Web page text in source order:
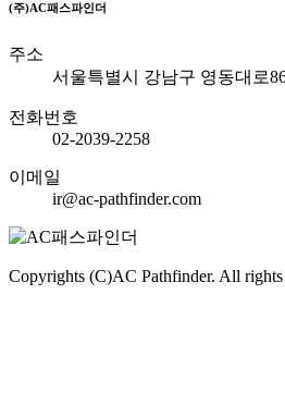
(주)AC패스파인더
주소
서울특별시 강남구 영동대로
전화번호
02-2039-2258
이메일
ir@ac-pathfinder.com
Copyrights (C)AC Pathfinder. All rights